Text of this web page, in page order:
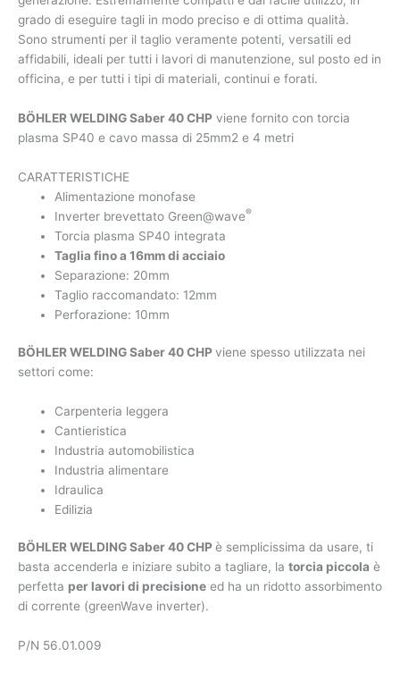
grado di eseguire tagli in modo preciso e di ottima qualità.
Sono strumenti per il taglio veramente potenti, versatili ed
affidabili, ideali per tutti i lavori di manutenzione, sul posto ed in
officina, e per tutti i tipi di materiali, continui e forati.
BÖHLER WELDING Saber 40 CHP viene fornito con torcia
plasma SP40 e cavo massa di 25mm2 e 4 metri
CARATTERISTICHE
Alimentazione monofase
Inverter brevettato Green@wave®
Torcia plasma SP40 integrata
Taglia fino a 16mm di acciaio
Separazione: 20mm
Taglio raccomandato: 12mm
Perforazione: 10mm
BÖHLER WELDING Saber 40 CHPviene spesso utilizzata nei
settori come:
Carpenteria leggera
Cantieristica
Industria automobilistica
Industria alimentare
Idraulica
Edilizia
BÖHLER WELDING Saber 40 CHPè semplicissima da usare, ti
basta accenderla e iniziare subito a tagliare, la torcia piccola è
perfetta per lavori di precisione ed ha un ridotto assorbimento
di corrente (greenWave inverter).
P/N 56.01.009